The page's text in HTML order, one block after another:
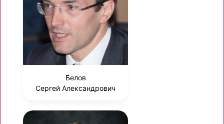
Белов
Сергей Александрович